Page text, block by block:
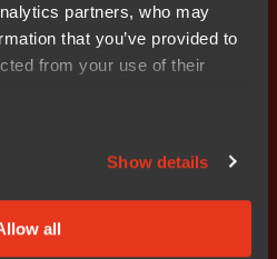
partners, who may
that you’ve provided to
from your use of their
Show details
all
는 쉽고 간편하게